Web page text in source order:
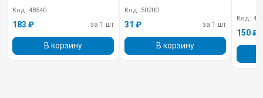
Код: 48540
183 ₽ за 1 шт
В корзину
Код: 50200
31 ₽ за 1 шт
В корзину
Код:
150 ₽